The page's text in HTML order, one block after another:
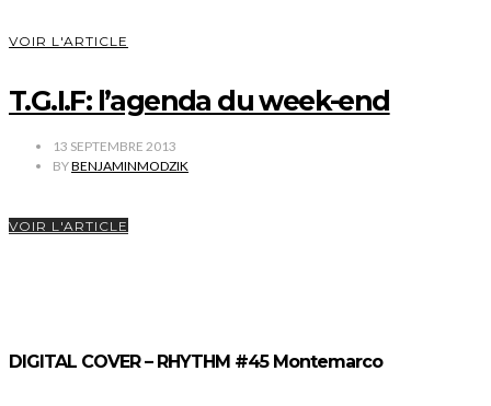
VOIR L'ARTICLE
T.G.I.F: l’agenda du week-end
13 SEPTEMBRE 2013
BYBENJAMINMODZIK
VOIR L'ARTICLE
DIGITAL COVER – RHYTHM #45 Montemarco